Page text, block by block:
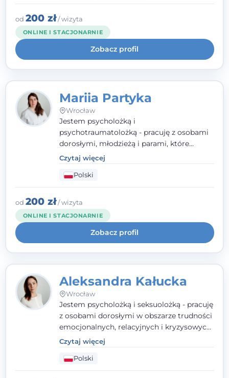
polskim i angielskim, w podejściu
humanistycznym, opartym na
partnerstwie i podmiotowości klienta.
od 200 zł/ wizyta
ONLINE I STACJONARNIE
Zobacz profil
Mariia Partyka
Wrocław
Jestem psycholożką i
psychotraumatolożką - pracuję z osobami
dorosłymi, młodzieżą i parami, które
doświadczają kryzysów psychicznych,
traumy, stanów lękowych i trudności
relacyjnych. W pracy kieruję się
uważnością, empatią i głębokim
szacunkiem dla indywidualnej historii
każdego człowieka. Jestem w trakcie
czteroletniej szkoły psychoterapii
poznawczo-behawioralnej
rekomendowanej przez PTTPB.
Czytaj więcej
Polski
od 200 zł/ wizyta
ONLINE I STACJONARNIE
Zobacz profil
Aleksandra Kałucka
Wrocław
Jestem psycholożką i seksuolożką - pracuję
z osobami dorosłymi w obszarze trudności
emocjonalnych, relacyjnych i kryzysowych,
w tym z osobami po doświadczeniach
przemocy. Ukończyłam psychologię
kliniczną oraz studia podyplomowe z
interwencji kryzysowej i seksuologii
Czytaj więcej
Polski